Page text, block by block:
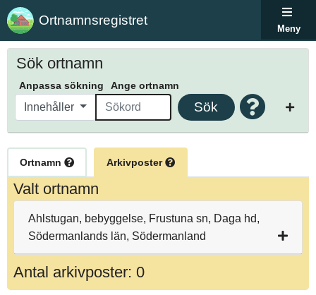
Ortnamnsregistret
Meny
Sök ortnamn
Anpassa sökning Ange ortnamn
Innehåller Sök
Ortnamn Arkivposter
Valt ortnamn
Ahlstugan, bebyggelse, Frustuna sn, Daga hd,
Södermanlands län, Södermanland
Antal arkivposter: 0